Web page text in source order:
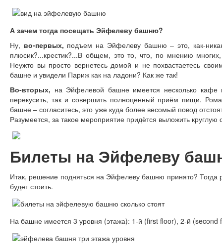
А зачем тогда посещать Эйфелеву башню?
Ну, во-первых, подъем на Эйфелеву башню – это, как-
плюсик?...крестик?...В общем, это то, что, по мнению
Неужто вы просто вернетесь домой и не похвастаетесь
башне и увидели Париж как на ладони? Как же так!
Во-вторых, на Эйфелевой башне имеется несколько кафе
перекусить, так и совершить полноценный приём пищи.
башне – согласитесь, это уже куда более весомый повод
Разумеется, за такое мероприятие придётся выложить круглую
Билеты на Эйфелеву
Итак, решение подняться на Эйфелеву башню принято? Тогда
будет стоить.
На башне имеется 3 уровня (этажа): 1-й (first floor), 2-й (second